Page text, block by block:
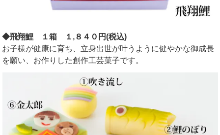
◆飛翔鯉 １箱 １,８４０円(税込)
お子様が健康に育ち、立身出世が叶うように健やかな御成長
を願い、お作りした創作工芸菓子です。